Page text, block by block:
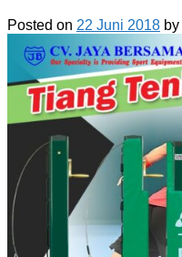
Posted on 22 Juni 2018 by